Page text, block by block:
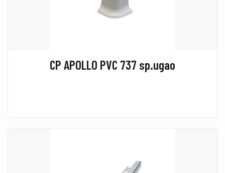
CP APOLLO PVC 737 sp.ugao